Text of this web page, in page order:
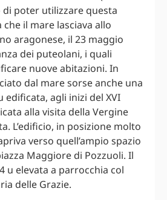
di poter utilizzare questa
il mare lasciava allo
aragonese, il 23 maggio
dei puteolani, i quali
nuove abitazioni. In
dal mare sorse anche una
edificata, agli inizi del XVI
alla visita della Vergine
L’edificio, in posizione molto
verso quell’ampio spazio
Maggiore di Pozzuoli. Il
u elevata a parrocchia col
delle Grazie.